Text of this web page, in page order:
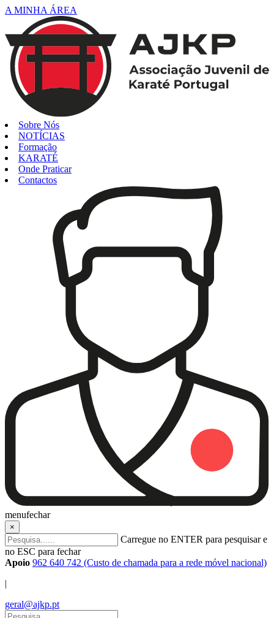
A MINHA ÁREA
Sobre Nós
NOTÍCIAS
Formação
KARATÉ
Onde Praticar
Contactos
menufechar
×
Carregue no ENTER para pesquisar e
no ESC para fechar
Apoio 962 640 742 (Custo de chamada para a rede móvel nacional)
|
geral@ajkp.pt